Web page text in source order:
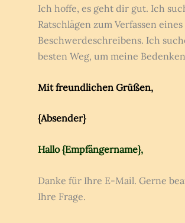
Ich hoffe, es geht dir gut. Ich
Ratschlägen zum Verfassen
Beschwerdeschreibens. Ich
besten Weg, um meine
Mit freundlichen Grüßen,
{Absender}
Hallo {Empfängername},
Danke für Ihre E-Mail. Gerne
Ihre Frage.